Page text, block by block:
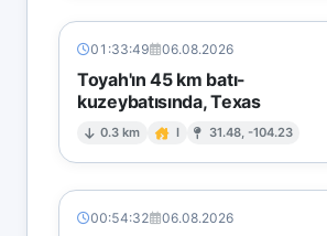
01:33:49 06.08.2026
Toyah'ın 45 km batı-
kuzeybatısında, Texas
0.3 km I 31.48, -104.23
00:54:32 06.08.2026